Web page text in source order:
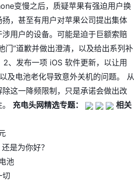
变慢之后，质疑苹果有强迫用户换
，甚至有用户对苹果公司提出集体
用户的设备。可能是迫于巨额索赔
门”道歉并做出澄清，以及给出系列补
、发布一项 iOS 软件更新，以让用
及电池老化导致意外关机的问题。 从
这一降频限制，只是承诺会做出改
充电头网精选专题：
相关
是为你好？
池
切